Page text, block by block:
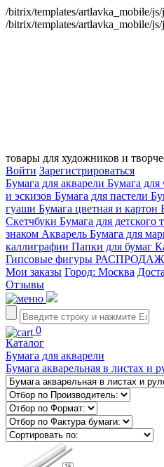
/bitrix/templates/artlavka_mobile/
/bitrix/templates/artlavka_mobile/
товары для художников и
Войти Зарегистрироваться
Бумага для акварели Бумага для
и эскизов Бумага для пастели
гуаши Бумага цветная и картон
Скетчбуки Бумага для детского
знаком Акварель Бумага для
каллиграфии Папки для бумаг
Гипсовые фигуры
Мои заказы Город: Москва
Отзывы
0
Каталог
Бумага для акварели
Бумага акварельная в листах и